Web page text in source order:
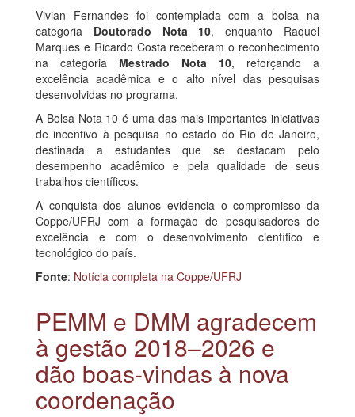
Vivian Fernandes foi contemplada com a bolsa na
categoria Doutorado Nota 10, enquanto Raquel
Marques e Ricardo Costa receberam o reconhecimento
na categoria Mestrado Nota 10, reforçando a
excelência acadêmica e o alto nível das pesquisas
desenvolvidas no programa.
A Bolsa Nota 10 é uma das mais importantes iniciativas
de incentivo à pesquisa no estado do Rio de Janeiro,
destinada a estudantes que se destacam pelo
desempenho acadêmico e pela qualidade de seus
trabalhos científicos.
A conquista dos alunos evidencia o compromisso da
Coppe/UFRJ com a formação de pesquisadores de
excelência e com o desenvolvimento científico e
tecnológico do país.
Fonte: Notícia completa na Coppe/UFRJ
PEMM e DMM agradecem
à gestão 2018–2026 e
dão boas-vindas à nova
coordenação